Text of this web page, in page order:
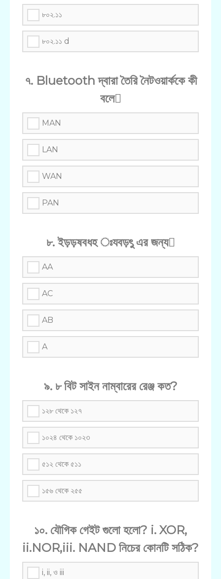
৮০২.১১
৮০২.১১ d
৭. Bluetooth দ্বারা তৈরি নৈটওয়ার্ককে কী
বলে
MAN
LAN
WAN
PAN
৮. ইড়ড়ষবধহ ঃযবড়ৎু এর জন্য
AA
AC
AB
A
৯. ৮ বিট সাইন নাম্বারের রেঞ্জ কত?
১২৮ থেকে ১২৭
১০২৪ থেকে ১০২৩
৫১২ থেকে ৫১১
১৫৬ থেকে ২৫৫
১০. যৌগিক গেইট গুলো হলো? i. XOR,
ii.NOR,iii. NAND নিচের কোনটি সঠিক?
i, ii, ও iii